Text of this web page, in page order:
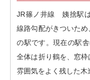
JR篠ノ井線 姨捨駅は
線路勾配がきついた
の駅です。現在の駅
全体は折り鶴を、窓
雰囲気をよく残した木